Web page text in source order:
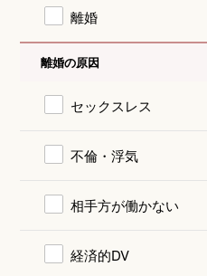
離婚
離婚の原因
セックスレス
不倫・浮気
相手方が働かない
経済的DV